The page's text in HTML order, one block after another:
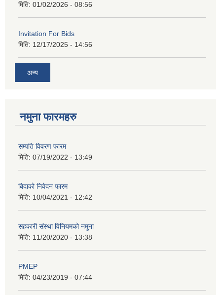
मिति: 01/02/2026 - 08:56
Invitation For Bids
मिति: 12/17/2025 - 14:56
अन्य
नमुना फारमहरु
सम्पति विवरण फारम
मिति: 07/19/2022 - 13:49
बिदाको निवेदन फारम
मिति: 10/04/2021 - 12:42
सहकारी संस्था विनियमको नमुना
मिति: 11/20/2020 - 13:38
PMEP
मिति: 04/23/2019 - 07:44